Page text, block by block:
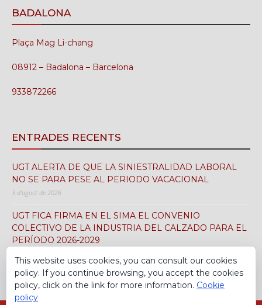
BADALONA
Plaça Mag Li-chang
08912 – Badalona – Barcelona
933872266
ENTRADES RECENTS
UGT ALERTA DE QUE LA SINIESTRALIDAD LABORAL
NO SE PARA PESE AL PERIODO VACACIONAL
3 d'agost de 2026
UGT FICA FIRMA EN EL SIMA EL CONVENIO
COLECTIVO DE LA INDUSTRIA DEL CALZADO PARA EL
PERÍODO 2026-2029
This website uses cookies, you can consult our cookies
policy. If you continue browsing, you accept the cookies
policy, click on the link for more information. Cookie
policy